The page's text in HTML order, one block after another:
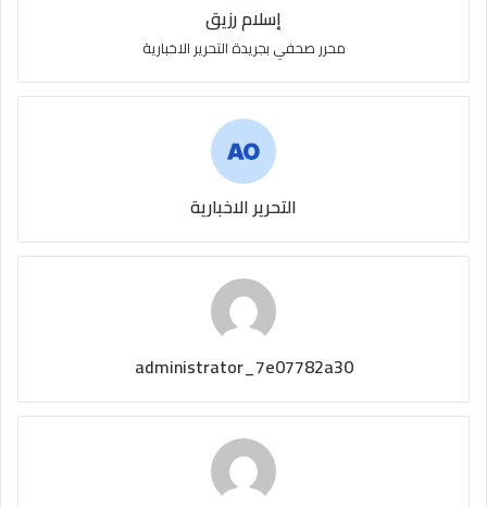
إسلام رزيق
محرر صحفي بجريدة التحرير الاخبارية
التحرير الاخبارية
administrator_7e07782a30